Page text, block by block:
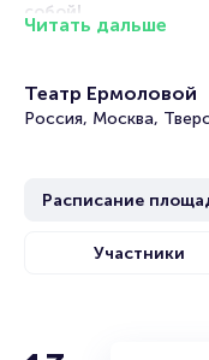
собой!
этой странице
Продажа билетов
Билеты на
Portalbilet – удобный
Читать дальше
Театр Ермоловой
Россия, Москва,
Расписание
Участники